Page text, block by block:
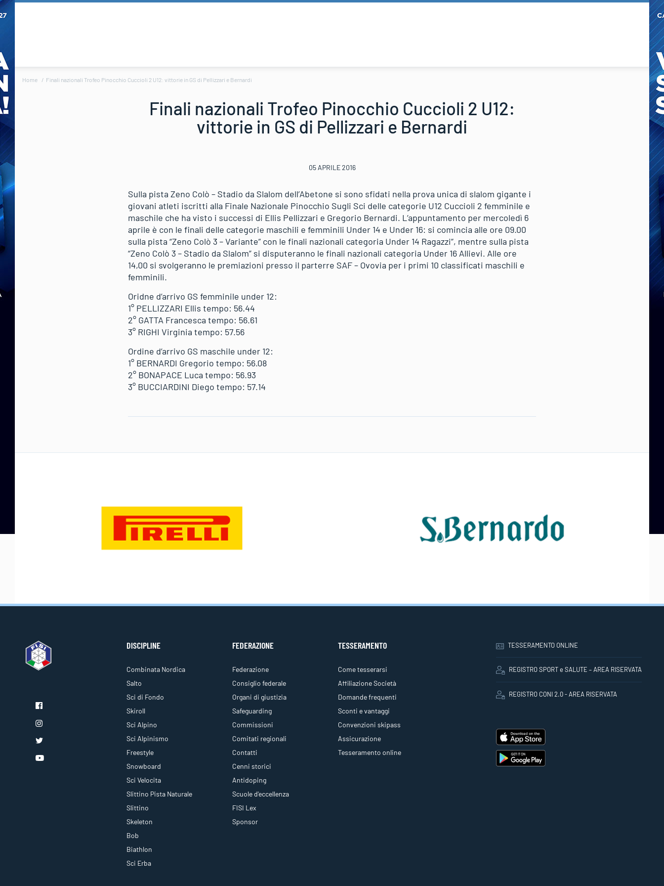
Home Finali nazionali Trofeo Pinocchio Cuccioli 2 U12: vittorie in GS di Pellizzari e Bernardi
Finali nazionali Trofeo Pinocchio Cuccioli 2 U12:
vittorie in GS di Pellizzari e Bernardi
05 APRILE 2016
Sulla pista Zeno Colò – Stadio da Slalom dell’Abetone si sono sfidati nella prova unica di slalom gigante i
giovani atleti iscritti alla Finale Nazionale Pinocchio Sugli Sci delle categorie U12 Cuccioli 2 femminile e
maschile che ha visto i successi di Ellis Pellizzari e Gregorio Bernardi. L’appuntamento per mercoledì 6
aprile è con le finali delle categorie maschili e femminili Under 14 e Under 16: si comincia alle ore 09.00
sulla pista “Zeno Colò 3 – Variante” con le finali nazionali categoria Under 14 Ragazzi”, mentre sulla pista
“Zeno Colò 3 – Stadio da Slalom” si disputeranno le finali nazionali categoria Under 16 Allievi. Alle ore
14,00 si svolgeranno le premiazioni presso il parterre SAF – Ovovia per i primi 10 classificati maschili e
femminili.
Oridne d’arrivo GS femminile under 12:
1° PELLIZZARI Ellis tempo: 56.44
2° GATTA Francesca tempo: 56.61
3° RIGHI Virginia tempo: 57.56
Ordine d’arrivo GS maschile under 12:
1° BERNARDI Gregorio tempo: 56.08
2° BONAPACE Luca tempo: 56.93
3° BUCCIARDINI Diego tempo: 57.14
DISCIPLINE
Combinata Nordica
Salto
Sci di Fondo
Skiroll
Sci Alpino
Sci Alpinismo
Freestyle
Snowboard
Sci Velocita
Slittino Pista Naturale
Slittino
Skeleton
Bob
Biathlon
Sci Erba
FEDERAZIONE
Federazione
Consiglio federale
Organi di giustizia
Safeguarding
Commissioni
Comitati regionali
Contatti
Cenni storici
Antidoping
Scuole d'eccellenza
FISI Lex
Sponsor
TESSERAMENTO
Come tesserarsi
Affiliazione Società
Domande frequenti
Sconti e vantaggi
Convenzioni skipass
Assicurazione
Tesseramento online
TESSERAMENTO ONLINE
REGISTRO SPORT e SALUTE – AREA RISERVATA
REGISTRO CONI 2.0 - AREA RISERVATA